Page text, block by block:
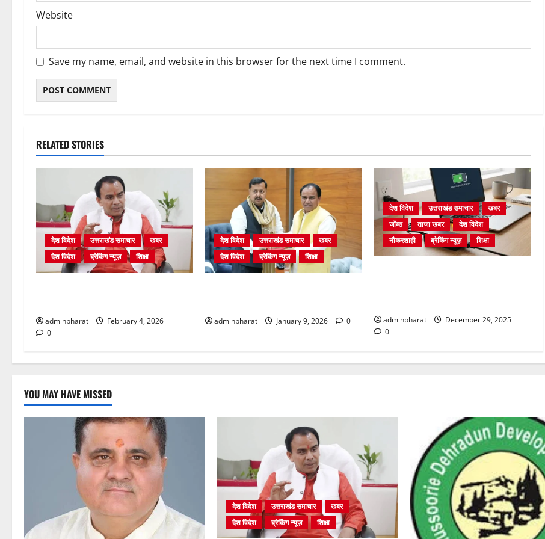
Website
Save my name, email, and website in this browser for the next time I comment.
RELATED STORIES
देश विदेश उत्तराखंड समाचार
खबर
देश विदेश
ब्रेकिंग न्यूज़ शिक्षा
adminbharat
February 4, 2026
0
देश विदेश उत्तराखंड समाचार
खबर
देश विदेश
ब्रेकिंग न्यूज़ शिक्षा
adminbharat January 9, 2026 0
देश विदेश उत्तराखंड समाचार
खबर
जॉब्स
ताजा खबर
देश विदेश
नौकरशाही
ब्रेकिंग न्यूज़ शिक्षा
adminbharat
December 29, 2025
0
YOU MAY HAVE MISSED
देश विदेश उत्तराखंड समाचार
खबर
देश विदेश
ब्रेकिंग न्यूज़ शिक्षा